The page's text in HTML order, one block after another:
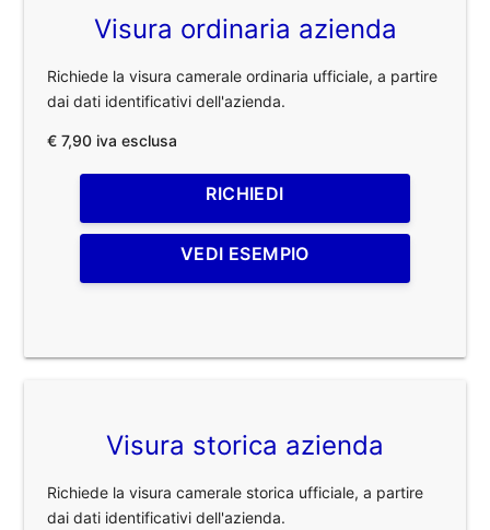
Visura ordinaria azienda
Richiede la visura camerale ordinaria ufficiale, a partire
dai dati identificativi dell'azienda.
€ 7,90 iva esclusa
RICHIEDI
VEDI ESEMPIO
Visura storica azienda
Richiede la visura camerale storica ufficiale, a partire
dai dati identificativi dell'azienda.